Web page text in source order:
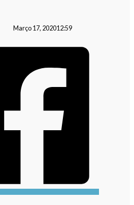
Março 17, 202012:59